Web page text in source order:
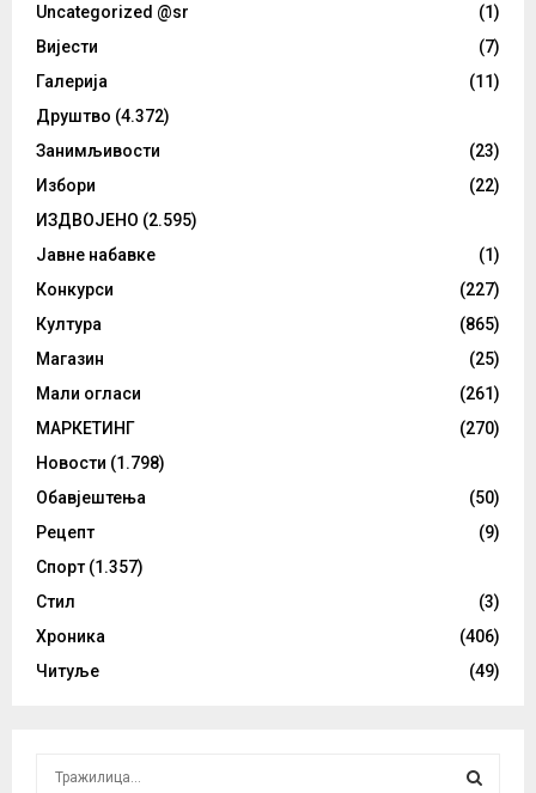
Uncategorized @sr
(1)
Вијести
(7)
Галерија
(11)
Друштво (4.372)
Занимљивости
(23)
Избори
(22)
ИЗДВОЈЕНО (2.595)
Јавне набавке
(1)
Конкурси
(227)
Култура
(865)
Магазин
(25)
Мали огласи
(261)
МАРКЕТИНГ
(270)
Новости (1.798)
Обавјештења
(50)
Рецепт
(9)
Спорт (1.357)
Стил
(3)
Хроника
(406)
Читуље
(49)